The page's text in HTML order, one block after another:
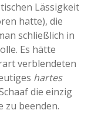
Lässigkeit
hatte), die
schließlich in
Es hätte
verblendeten
hartes
die einzig
zu beenden.